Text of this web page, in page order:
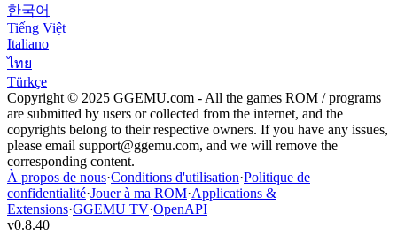
한국어
Tiếng Việt
Italiano
ไทย
Türkçe
Copyright © 2025 GGEMU.com - All the games ROM / programs
are submitted by users or collected from the internet, and the
copyrights belong to their respective owners. If you have any issues,
please email support@ggemu.com, and we will remove the
corresponding content.
À propos de nous·Conditions d'utilisation·Politique de
confidentialité·Jouer à ma ROM·Applications &
Extensions·GGEMU TV·OpenAPI
v0.8.40